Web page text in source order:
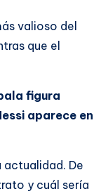
valioso del
que el
figura
aparece en
De
y cuál sería